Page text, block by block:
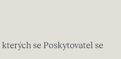
se Poskytovatel se